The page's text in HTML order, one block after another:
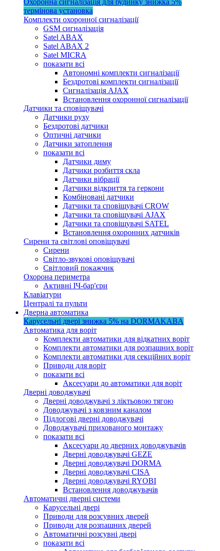
термінова установка
Комплекти охоронної сигналізації
GSM сигналізація
Satel ABAX
Satel ABAX 2
Satel MICRA
показати всі
Автономні комплекти сигналізації
Бездротові комплекти сигналізації
Сигналізація AJAX
Встановлення охоронної сигналізації
Датчики та сповіщувачі
Датчики руху
Бездротові датчики
Оптичні датчики
Датчики затоплення
показати всі
Датчики диму
Датчики розбиття скла
Датчики вібрації
Датчики відкриття та геркони
Комбіновані датчики
Датчики та сповіщувачі CROW
Датчики та сповіщувачі AJAX
Датчики та сповіщувачі SATEL
Встановлення охоронних датчиків
Сирени та світлові оповіщувачі
Сирени
Світло-звукові оповіщувачі
Світловий покажчик
Охорона периметра
Активні ІЧ-бар'єри
Клавіатури
Централі та пульти
Дверна автоматика
Карусельні двері знижка 5% на DORMAKABA
Автоматика для воріт
Комплекти автоматики для відкатних воріт
Комплекти автоматики для розпашних воріт
Комплекти автоматики для секційних воріт
Приводи для воріт
показати всі
Аксесуари до автоматики для воріт
Дверні доводжувачі
Дверні доводжувачі з ліктьовою тягою
Доводжувачі з ковзним каналом
Підлогові дверні доводжувачі
Доводжувачі прихованого монтажу
показати всі
Аксесуари до дверних доводжувачів
Дверні доводжувачі GEZE
Дверні доводжувачі DORMA
Дверні доводжувачі CISA
Дверні доводжувачі RYOBI
Встановлення доводжувачів
Автоматичні дверні системи
Карусельні двері
Приводи для розсувних дверей
Приводи для розпашних дверей
Автоматичні розсувні двері
показати всі